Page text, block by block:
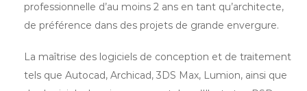
professionnelle d’au moins 2 ans en tant qu’architecte,
de préférence dans des projets de grande envergure.
La maîtrise des logiciels de conception et de traitement
tels que Autocad, Archicad, 3DS Max, Lumion, ainsi que